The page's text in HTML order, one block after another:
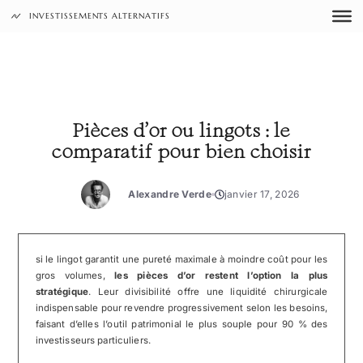
INVESTISSEMENTS ALTERNATIFS
Pièces d’or ou lingots : le
comparatif pour bien choisir
Alexandre Verde janvier 17, 2026
si le lingot garantit une pureté maximale à moindre coût pour les
gros volumes,les pièces d’or restent l’option la plus
stratégique. Leur divisibilité offre une liquidité chirurgicale
indispensable pour revendre progressivement selon les besoins,
faisant d’elles l’outil patrimonial le plus souple pour 90 % des
investisseurs particuliers.